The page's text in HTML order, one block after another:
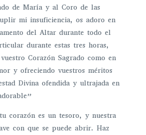
de María y al Coro de las
mi insuficiencia, os adoro en
del Altar durante todo el
durante estas tres horas,
Corazón Sagrado como en
y ofreciendo vuestros méritos
Divina ofendida y ultrajada en
corazón es un tesoro, y nuestra
con que se puede abrir. Haz